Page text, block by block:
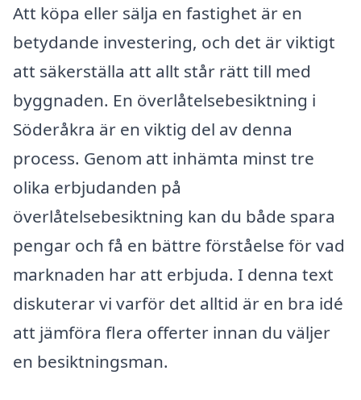
Att köpa eller sälja en fastighet är en
betydande investering, och det är viktigt
att säkerställa att allt står rätt till med
byggnaden. En överlåtelsebesiktning i
Söderåkra är en viktig del av denna
process. Genom att inhämta minst tre
olika erbjudanden på
överlåtelsebesiktning kan du både spara
pengar och få en bättre förståelse för vad
marknaden har att erbjuda. I denna text
diskuterar vi varför det alltid är en bra idé
att jämföra flera offerter innan du väljer
en besiktningsman.